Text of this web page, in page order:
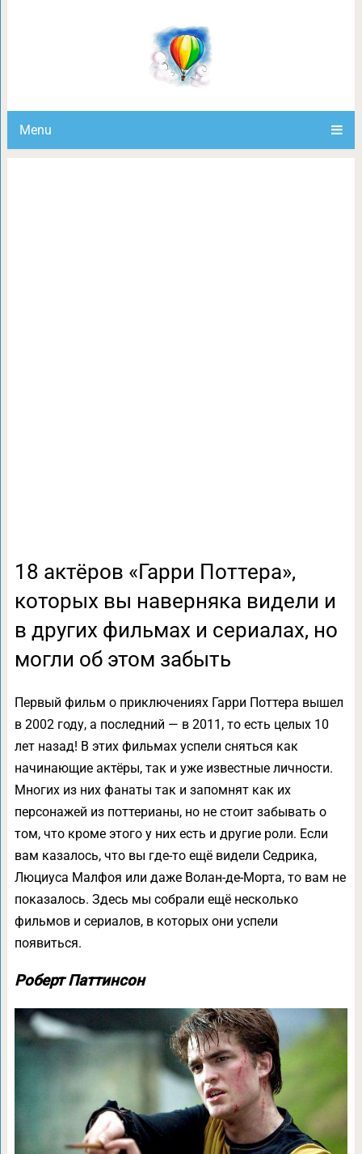
Menu
18 актёров «Гарри Поттера»,
других фильмах и сериалах,
18 актёров «Гарри Поттера»,
которых вы наверняка видели и
в других фильмах и сериалах, но
могли об этом забыть
Первый фильм о приключениях Гарри Поттера вышел
в 2002 году, а последний — в 2011, то есть целых 10
лет назад! В этих фильмах успели сняться как
начинающие актёры, так и уже известные личности.
Многих из них фанаты так и запомнят как их
персонажей из поттерианы, но не стоит забывать о
том, что кроме этого у них есть и другие роли. Если
вам казалось, что вы где-то ещё видели Седрика,
Люциуса Малфоя или даже Волан-де-Морта, то вам не
показалось. Здесь мы собрали ещё несколько
фильмов и сериалов, в которых они успели
появиться.
Роберт Паттинсон